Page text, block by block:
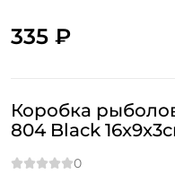
335 ₽
Коробка
804 Black